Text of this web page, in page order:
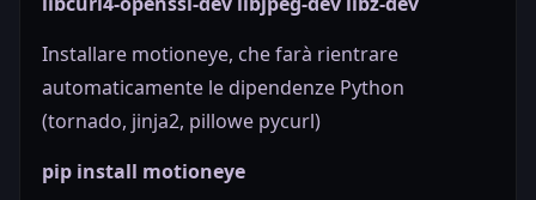
Installare motioneye, che farà rientrare
automaticamente le dipendenze Python
(tornado, jinja2, pillowe pycurl)
pip install motioneye